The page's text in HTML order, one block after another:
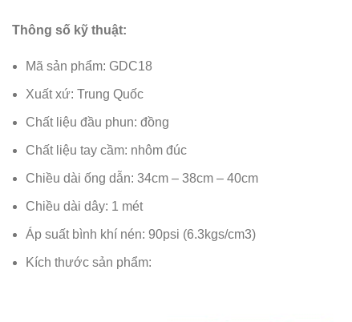
Thông số kỹ thuật:
Mã sản phẩm: GDC18
Xuất xứ: Trung Quốc
Chất liệu đầu phun: đồng
Chất liệu tay cầm: nhôm đúc
Chiều dài ống dẫn: 34cm – 38cm – 40cm
Chiều dài dây: 1 mét
Áp suất bình khí nén: 90psi (6.3kgs/cm3)
Kích thước sản phẩm: